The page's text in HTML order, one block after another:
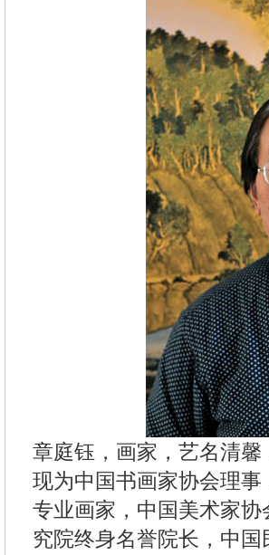
章庭钰，画家，艺名清
现为中国书画家协会理
专业画家，中国美术家
究院终身名誉院长，中